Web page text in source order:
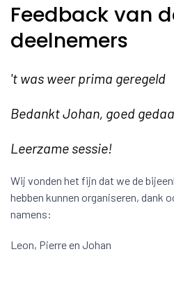
Feedback van
deelnemers
't was weer prima geregeld
Bedankt Johan, goed
Leerzame sessie!
Wij vonden het fijn dat we de
hebben kunnen organiseren, dank
namens:
Leon, Pierre en Johan